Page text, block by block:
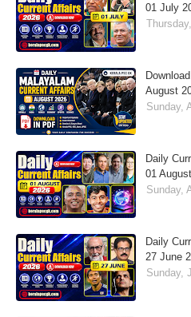
01 July
August
Sunday,
Daily
01
Sunday,
Daily
27 June
Sunday,